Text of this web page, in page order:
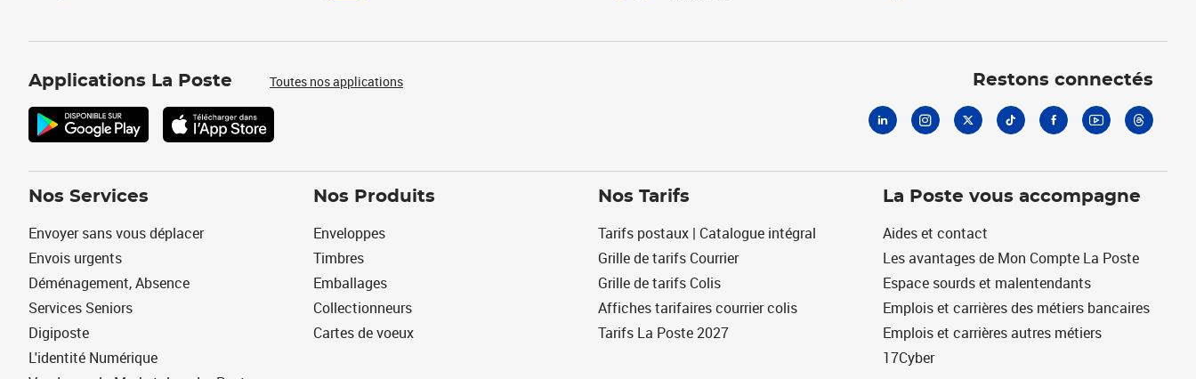
Applications La Poste Toutes nos applications Restons connectés
Nos Services
Envoyer sans vous déplacer
Envois urgents
Déménagement, Absence
Services Seniors
Digiposte
L'identité Numérique
Nos Produits
Enveloppes
Timbres
Emballages
Collectionneurs
Cartes de voeux
Nos Tarifs
Tarifs postaux | Catalogue intégral
Grille de tarifs Courrier
Grille de tarifs Colis
Affiches tarifaires courrier colis
Tarifs La Poste 2027
La Poste vous accompagne
Aides et contact
Les avantages de Mon Compte La Poste
Espace sourds et malentendants
Emplois et carrières des métiers bancaires
Emplois et carrières autres métiers
17Cyber